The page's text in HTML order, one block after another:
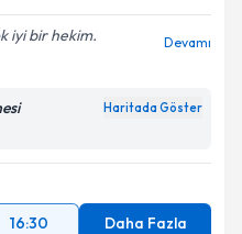
iyi bir hekim.
Devamı
Haritada Göster
16:30 Daha Fazla